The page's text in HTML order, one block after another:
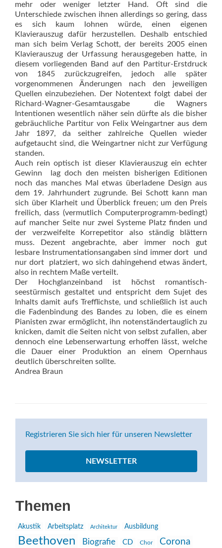
mehr oder weniger letzter Hand. Oft sind die
Unterschiede zwischen ihnen allerdings so gering, dass
es sich kaum lohnen würde, einen eigenen
Klavierauszug dafür herzustellen. Deshalb entschied
man sich beim Verlag Schott, der bereits 2005 einen
Klavierauszug der Urfassung herausgegeben hatte, in
diesem vorliegenden Band auf den Partitur-Erstdruck
von 1845 zurückzugreifen, jedoch alle später
vorgenommenen Änderungen nach den jeweiligen
Quellen einzubeziehen. Der Notentext folgt dabei der
Richard-Wagner-Gesamtausgabe  die Wagners
Intentionen wesentlich näher sein dürfte als die bisher
gebräuchliche Partitur von Felix Weingartner aus dem
Jahr 1897, da seither zahlreiche Quellen wieder
aufgetaucht sind, die Weingartner nicht zur Verfügung
standen.
Auch rein optisch ist dieser Klavierauszug ein echter
Gewinn  lag doch den meisten bisherigen Editionen
noch das manches Mal etwas überladene Design aus
dem 19. Jahrhundert zugrunde. Bei Schott kann man
sich über Klarheit und Überblick freuen; um den Preis
freilich, dass (vermutlich Computerprogramm-bedingt)
auf mancher Seite nur zwei Systeme Platz finden und
der verzweifelte Korrepetitor also ständig blättern
muss. Dezent angebrachte, aber immer noch gut
lesbare Instrumentationsangaben sind immer dort  und
nur dort  platziert, wo sich dahingehend etwas ändert,
also in rechtem Maße verteilt.
Der Hochglanzeinband ist höchst romantisch-
seestürmisch gestaltet und entspricht dem Sujet des
Inhalts damit aufs Trefflichste, und schließlich ist auch
die Fadenbindung des Bandes zu loben, die es einem
Pianisten zwar ermöglicht, ihn notenständertauglich zu
knicken, damit die Seiten nicht von selbst zufallen, aber
dennoch eine Lebenserwartung erhoffen lässt, welche
die Dauer einer Produktion an einem Opernhaus
deutlich überschreiten sollte.
Andrea Braun
Registrieren Sie sich hier für unseren Newsletter
NEWSLETTER
Themen
Akustik Arbeitsplatz Architektur Ausbildung
Beethoven Biografie CD Chor Corona